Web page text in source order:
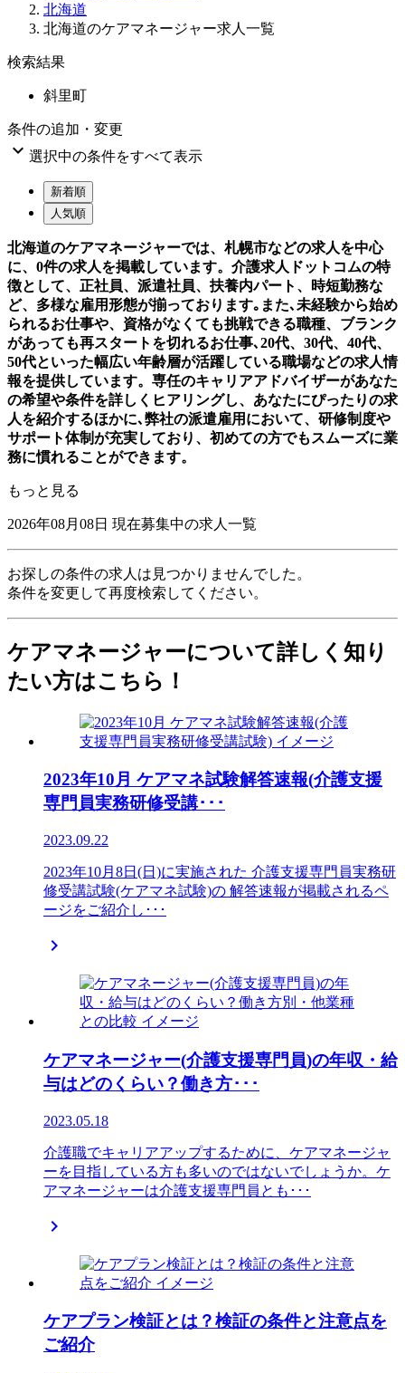
北海道
北海道のケアマネージャー求人一覧
検索結果
斜里町
条件の追加・変更
 選択中の条件をすべて表示
新着順
人気順
北海道のケアマネージャーでは、札幌市などの求人を中心
に、0件の求人を掲載しています。介護求人ドットコムの特
徴として、正社員、派遣社員、扶養内パート、時短勤務な
ど、多様な雇用形態が揃っております｡また､未経験から始め
られるお仕事や、資格がなくても挑戦できる職種、ブランク
があっても再スタートを切れるお仕事､20代、30代、40代、
50代といった幅広い年齢層が活躍している職場などの求人情
報を提供しています。専任のキャリアアドバイザーがあなた
の希望や条件を詳しくヒアリングし、あなたにぴったりの求
人を紹介するほかに､弊社の派遣雇用において、研修制度や
サポート体制が充実しており、初めての方でもスムーズに業
務に慣れることができます。
もっと見る
2026年08月08日 現在募集中の求人一覧
お探しの条件の求人は見つかりませんでした。
条件を変更して再度検索してください。
ケアマネージャーについて詳しく知り
たい方はこちら！
2023年10月 ケアマネ試験解答速報(介護支援
専門員実務研修受講･･･
2023.09.22
2023年10月8日(日)に実施された 介護支援専門員実務研
修受講試験(ケアマネ試験)の 解答速報が掲載されるペ
ージをご紹介し･･･

ケアマネージャー(介護支援専門員)の年収・給
与はどのくらい？働き方･･･
2023.05.18
介護職でキャリアアップするために、ケアマネージャ
ーを目指している方も多いのではないでしょうか。ケ
アマネージャーは介護支援専門員とも･･･

ケアプラン検証とは？検証の条件と注意点を
ご紹介